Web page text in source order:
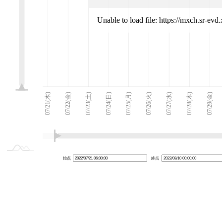
L
07/20(水)
07/21(木) 07/22(金) 07/23(土) 07/24(日) 07/25(月) 07/26(火) 07/27(水) 07/28(木) 07/29(金)
08/11(木)
Unable to load file: https://mxch.sr-
始点 終点